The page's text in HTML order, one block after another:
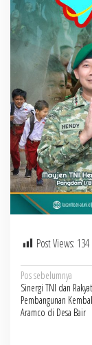
Post Views: 134
pos
Pos sebelumnya
Sinergi TNI dan
Pembangunan
Aramco di Desa Bair